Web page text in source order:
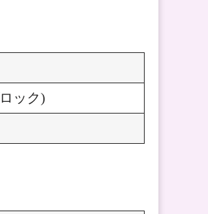
ック)